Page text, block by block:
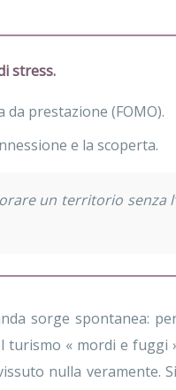
stress.
prestazione (FOMO).
e la scoperta.
un territorio senza
sorge spontanea:
« mordi e fuggi
nulla veramente.